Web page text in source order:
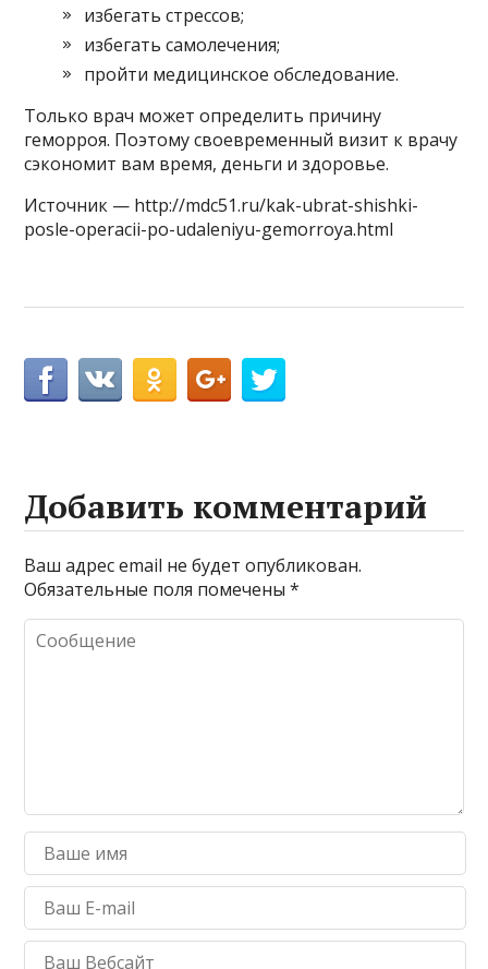
избегать стрессов;
избегать самолечения;
пройти медицинское обследование.
Только врач может определить причину
геморроя. Поэтому своевременный визит к врачу
сэкономит вам время, деньги и здоровье.
Источник — http://mdc51.ru/kak-ubrat-shishki-
posle-operacii-po-udaleniyu-gemorroya.html
Добавить комментарий
Ваш адрес email не будет опубликован.
Обязательные поля помечены*